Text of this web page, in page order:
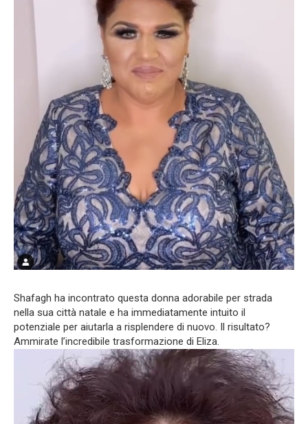
Shafagh ha incontrato questa donna adorabile per strada
nella sua città natale e ha immediatamente intuito il
potenziale per aiutarla a risplendere di nuovo. Il risultato?
Ammirate l’incredibile trasformazione di Eliza.